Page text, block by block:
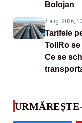
Bolojan
7 aug. 2026,
Tarifele
TollRo se
Ce se